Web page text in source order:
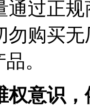
通过正
勿购买
。
意识，